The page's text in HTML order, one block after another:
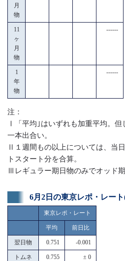
月
物
11
ヶ
月
物
------
1
年
物
------
注：
Ⅰ「平均｣はいずれも加重平均。
一本出合い。
Ⅱ１週間もの以上については、当
トスタート分を合算。
Ⅲレギュラー期日物のみでオッド期
6月2日の東京レポ・レー
東京レポ・レート
平均 前日比
翌日物 0.751 -0.001
トムネ 0.755 ± 0